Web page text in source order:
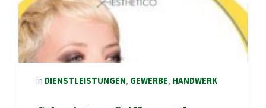
in DIENSTLEISTUNGEN, GEWERBE, HANDWERK